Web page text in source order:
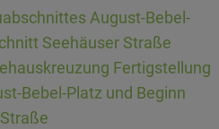
August-Bebel-
Seehäuser Straße
Fertigstellung
Bebel-Platz und Beginn